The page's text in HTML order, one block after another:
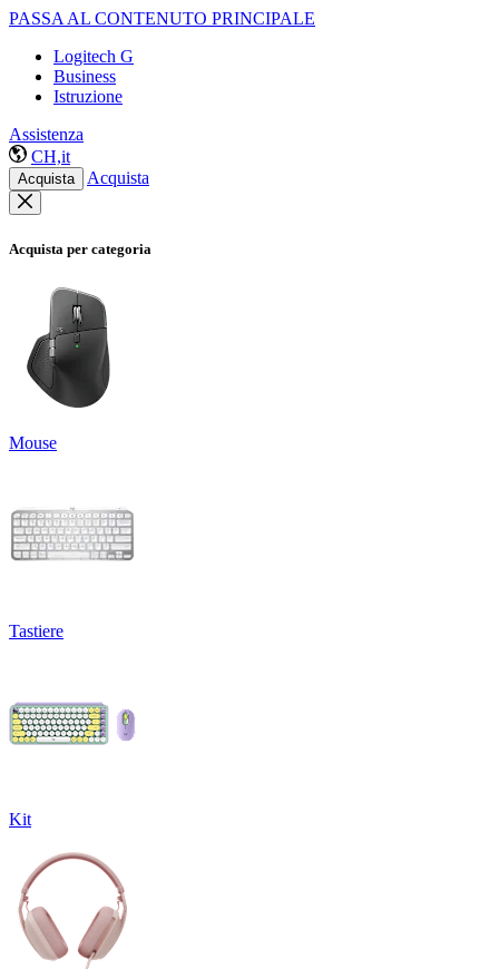
PASSA AL CONTENUTO PRINCIPALE
Logitech G
Business
Istruzione
Assistenza
CH,it
Acquista Acquista
Acquista per categoria
Mouse
Tastiere
Kit